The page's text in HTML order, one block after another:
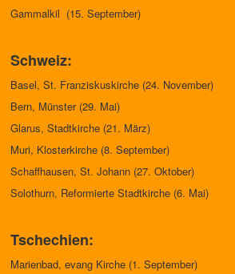
Gammalkil (15. September)
Schweiz:
Basel, St. Franziskuskirche (24. November)
Bern, Münster (29. Mai)
Glarus, Stadtkirche (21. März)
Muri, Klosterkirche (8. September)
Schaffhausen, St. Johann (27. Oktober)
Solothurn, Reformierte Stadtkirche (6. Mai)
Tschechien:
Marienbad, evang Kirche (1. September)